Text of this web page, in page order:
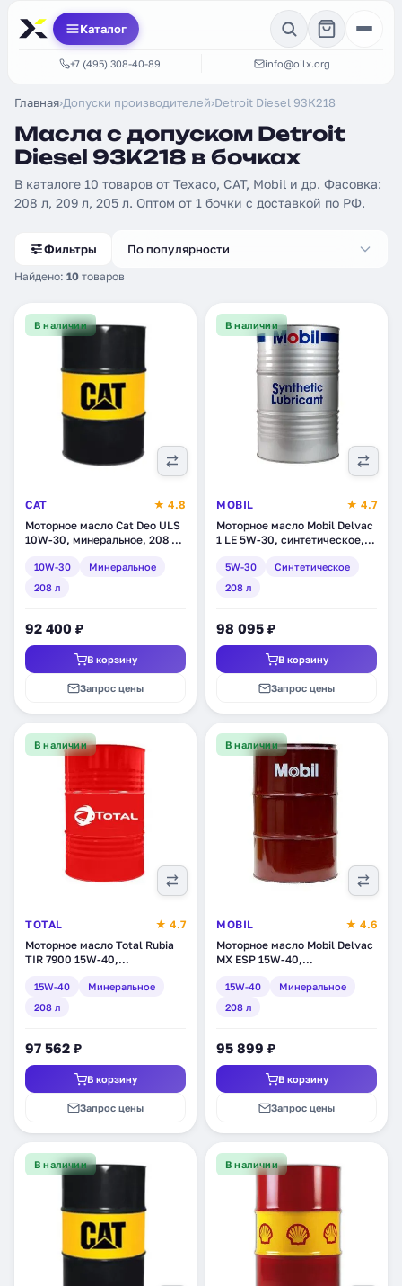
Каталог
+7 (495) 308-40-89 info@oilx.org
Главная›Допуски производителей›Detroit Diesel 93K218
Масла с допуском Detroit
Diesel 93K218 в бочках
В каталоге 10 товаров от Texaco, CAT, Mobil и др. Фасовка:
208 л, 209 л, 205 л. Оптом от 1 бочки с доставкой по РФ.
Фильтры
Найдено: 10 товаров
По популярности
В наличии
CAT
★ 4.8
Моторное масло Cat Deo ULS
10W-30, минеральное, 208 л
10W-30
Минеральное
208 л
92 400 ₽
В корзину
Запрос цены
В наличии
MOBIL
★ 4.7
Моторное масло Mobil Delvac
1 LE 5W-30, синтетическое,
5W-30
Синтетическое
208 л
98 095 ₽
В корзину
Запрос цены
В наличии
TOTAL
★ 4.7
Моторное масло Total Rubia
TIR 7900 15W-40,
15W-40
Минеральное
208 л
97 562 ₽
В корзину
Запрос цены
В наличии
MOBIL
★ 4.6
Моторное масло Mobil Delvac
MX ESP 15W-40,
15W-40
Минеральное
208 л
95 899 ₽
В корзину
Запрос цены
В наличии В наличии